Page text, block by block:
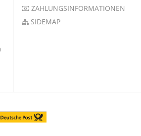
ZAHLUNGSINFORMATIONEN
SIDEMAP